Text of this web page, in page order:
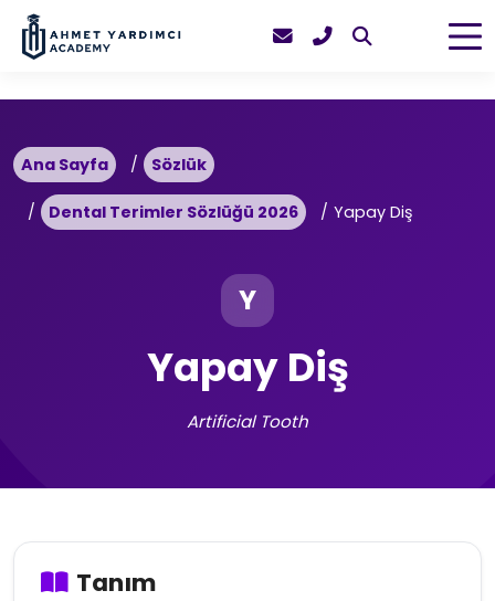
Ana Sayfa Sözlük
Dental Terimler Sözlüğü 2026 Yapay Diş
Y
Yapay Diş
Artificial Tooth
Tanım